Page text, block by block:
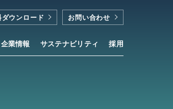
企業情報 サステナビリティ 採用
ダウンロード お問い合わせ